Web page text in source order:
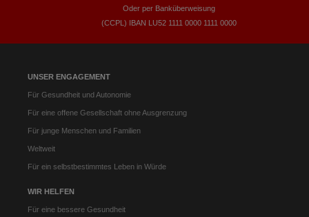
UNSER ENGAGEMENT
Für Gesundheit und Autonomie
Für eine offene Gesellschaft ohne Ausgrenzung
Für junge Menschen und Familien
Weltweit
Für ein selbstbestimmtes Leben in Würde
WIR HELFEN
Für eine bessere Gesundheit
Oder per Banküberweisung
(CCPL) IBAN LU52​ 1111​ 0000​ 1111​ 0000